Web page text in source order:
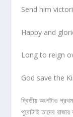
Send him
Happy and
Long to reign
God save the
দ্বিতীয় অংশটাও
পুরোটাই তাদের